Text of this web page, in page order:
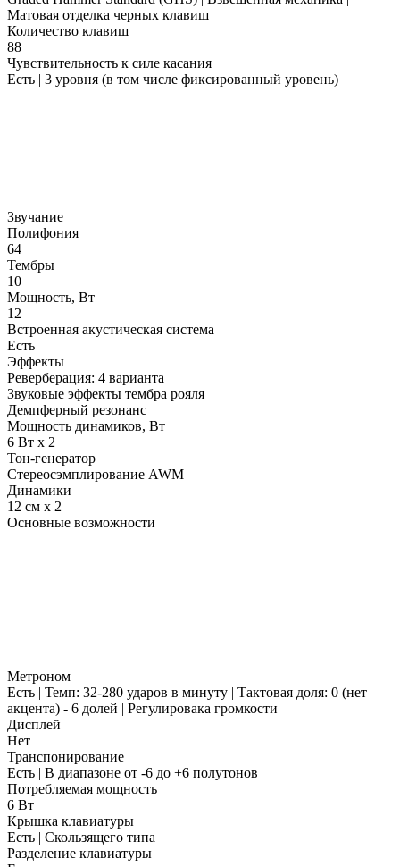
Матовая отделка черных клавиш
Количество клавиш
88
Чувствительность к силе касания
Есть | 3 уровня (в том числе фиксированный уровень)
Звучание
Полифония
64
Тембры
10
Мощность, Вт
12
Встроенная акустическая система
Есть
Эффекты
Реверберация: 4 варианта
Звуковые эффекты тембра рояля
Демпферный резонанс
Мощность динамиков, Вт
6 Вт x 2
Тон-генератор
Стереосэмплирование AWM
Динамики
12 см x 2
Основные возможности
Метроном
Есть | Темп: 32-280 ударов в минуту | Тактовая доля: 0 (нет
акцента) - 6 долей | Регулировака громкости
Дисплей
Нет
Транспонирование
Есть | В диапазоне от -6 до +6 полутонов
Потребляемая мощность
6 Вт
Крышка клавиатуры
Есть | Скользящего типа
Разделение клавиатуры